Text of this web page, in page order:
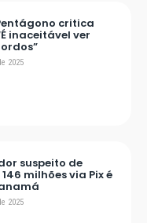
critica
inaceitável ver
2025
suspeito de
milhões via Pix é
2025